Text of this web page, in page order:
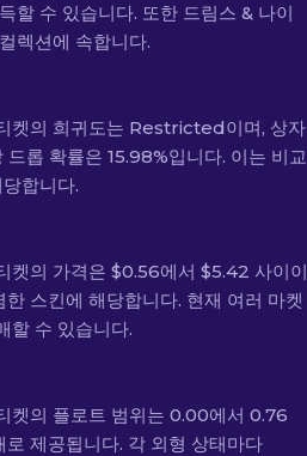
할 수 있습니다. 또한 드림스 & 나이
렉션에 속합니다.
켓의 희귀도는 Restricted이며, 상자
드롭 확률은 15.98%입니다. 이는 비교
합니다.
켓의 가격은 $0.56에서 $5.42 사이이
한 스킨에 해당합니다. 현재 여러 마켓
할 수 있습니다.
켓의 플로트 범위는 0.00에서 0.76
로 제공됩니다. 각 외형 상태마다